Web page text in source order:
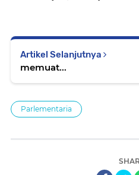
Artikel Selanjutnya
memuat...
Parlementaria